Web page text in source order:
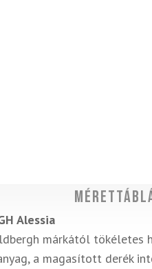
Alessia
márkától tökéletes
a magasított derék